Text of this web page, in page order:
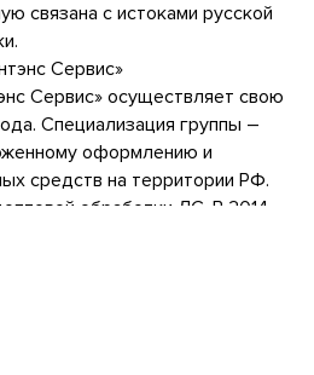
связана с истоками русской
Сервис»
Сервис» осуществляет свою
Специализация группы –
оформлению и
средств на территории РФ.
обработки ЛС. В 2014